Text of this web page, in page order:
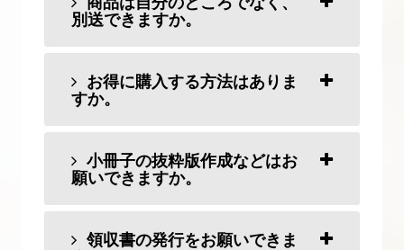
別送できますか。
お得に購入する方法はありま
すか。
小冊子の抜粋版作成などはお
願いできますか。
領収書の発行をお願いできま